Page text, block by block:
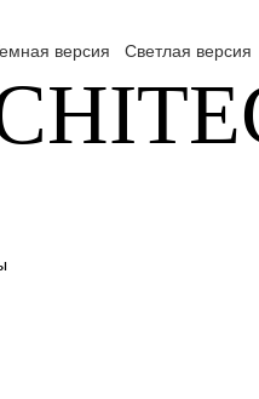
версия Светлая версия